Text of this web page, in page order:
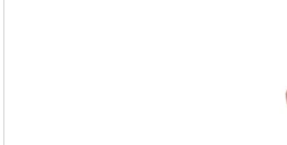
NORDICS KIDS BUBBLE GUM DĚTSKÁ